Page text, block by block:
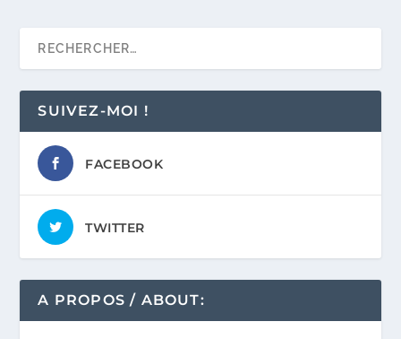
SUIVEZ-MOI !
FACEBOOK
TWITTER
A PROPOS / ABOUT: